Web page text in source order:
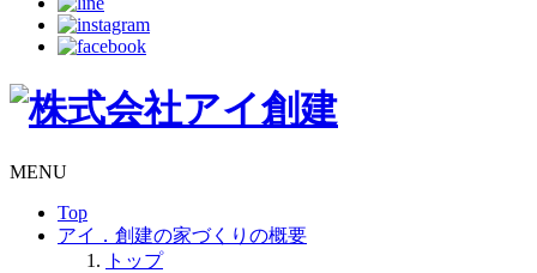
MENU
Top
アイ．創建の家づくりの概要
トップ